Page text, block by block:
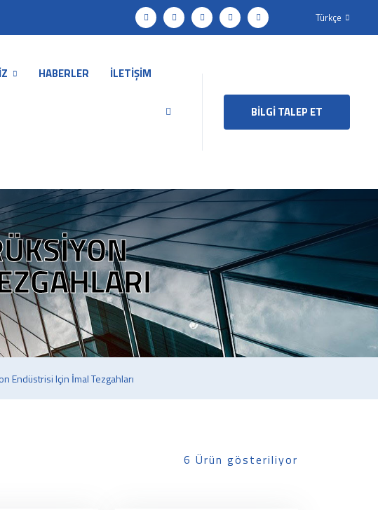
Türkçe
HABERLER İLETİŞİM
BİLGİ TALEP ET
Endüstrisi Için İmal Tezgahları
6 Ürün gösteriliyor